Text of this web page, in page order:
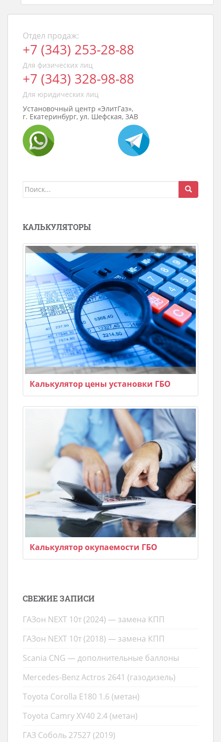
Отдел продаж:
+7 (343) 253-28-88
Для физических лиц
+7 (343) 328-98-88
Для юридических лиц
Установочный центр «ЭлитГаз»,
г. Екатеринбург, ул. Шефская, 3АВ
Поиск
КАЛЬКУЛЯТОРЫ
Калькулятор цены установки ГБО
Калькулятор окупаемости ГБО
СВЕЖИЕ ЗАПИСИ
ГАЗон NEXT 10т (2024) — замена КПП
ГАЗон NEXT 10т (2018) — замена КПП
Scania CNG — дополнительные баллоны
Mercedes-Benz Actros 2641 (газодизель)
Toyota Corolla E180 1.6 (метан)
Toyota Camry XV40 2.4 (метан)
ГАЗ Соболь 27527 (2019)